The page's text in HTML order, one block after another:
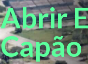
Abrir